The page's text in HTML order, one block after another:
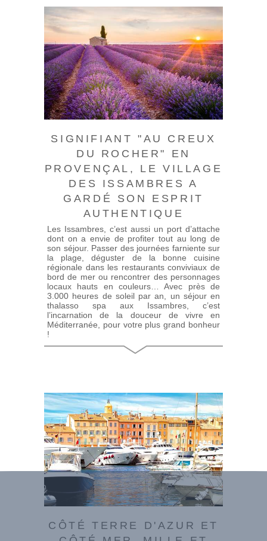
SIGNIFIANT "AU CREUX
DU ROCHER" EN
PROVENÇAL, LE VILLAGE
DES ISSAMBRES A
GARDÉ SON ESPRIT
AUTHENTIQUE
Les Issambres, c’est aussi un port d’attache
dont on a envie de profiter tout au long de
son séjour. Passer des journées farniente sur
la plage, déguster de la bonne cuisine
régionale dans les restaurants conviviaux de
bord de mer ou rencontrer des personnages
locaux hauts en couleurs… Avec près de
3.000 heures de soleil par an, un séjour en
thalasso spa aux Issambres, c’est
l’incarnation de la douceur de vivre en
Méditerranée, pour votre plus grand bonheur
!
CÔTÉ TERRE D'AZUR ET